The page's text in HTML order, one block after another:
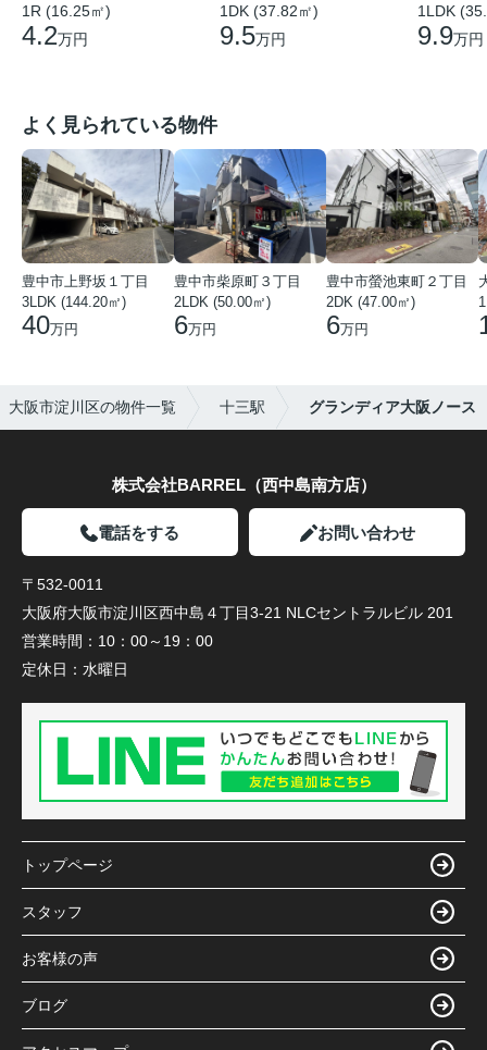
1R (16.25㎡)
4.2万円
1DK (37.82㎡)
9.5万円
1LDK
9.9万円
よく見られている物件
豊中市上野坂１丁目
3LDK (144.20㎡)
40万円
豊中市柴原町３丁目
2LDK (50.00㎡)
6万円
豊中市螢池東町２丁目
2DK (47.00㎡)
6万円
大阪市淀川区の物件一覧 十三駅 グランディア大阪ノース
株式会社BARREL（西中島南方店）
電話をする お問い合わせ
〒532-0011
大阪府大阪市淀川区西中島４丁目3-21 NLCセントラルビル 201
営業時間： 10：00～19：00
定休日： 水曜日
トップページ
スタッフ
お客様の声
ブログ